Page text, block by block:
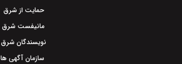
حمایت از شرق
مانیفست شرق
نویسندگان شرق
سازمان آگهی ها